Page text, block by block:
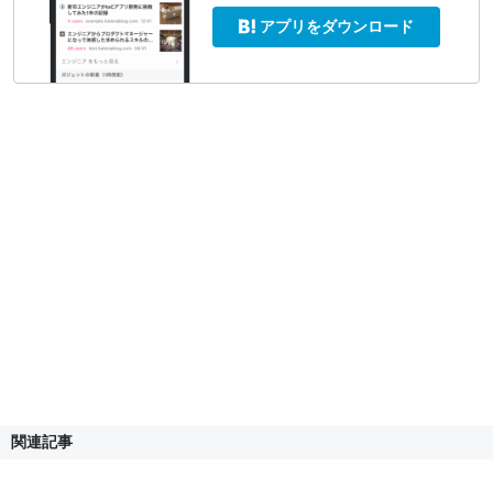
アプリをダウンロード
関連記事